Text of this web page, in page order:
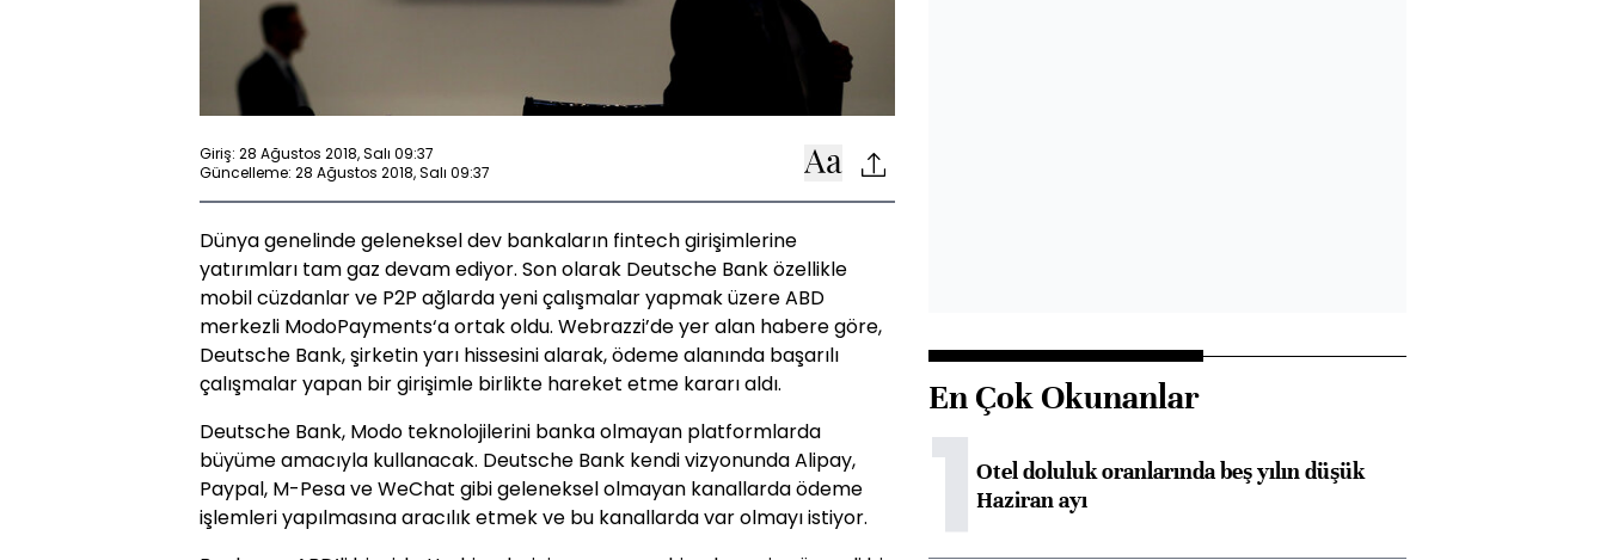
Giriş: 28 Ağustos 2018, Salı 09:37
Güncelleme: 28 Ağustos 2018, Salı 09:37
Dünya genelinde geleneksel dev bankaların fintech girişimlerine
yatırımları tam gaz devam ediyor. Son olarak Deutsche Bank özellikle
mobil cüzdanlar ve P2P ağlarda yeni çalışmalar yapmak üzere ABD
merkezli ModoPayments‘a ortak oldu. Webrazzi’de yer alan habere göre,
Deutsche Bank, şirketin yarı hissesini alarak, ödeme alanında başarılı
çalışmalar yapan bir girişimle birlikte hareket etme kararı aldı.
Deutsche Bank, Modo teknolojilerini banka olmayan platformlarda
büyüme amacıyla kullanacak. Deutsche Bank kendi vizyonunda Alipay,
Paypal, M-Pesa ve WeChat gibi geleneksel olmayan kanallarda ödeme
işlemleri yapılmasına aracılık etmek ve bu kanallarda var olmayı istiyor.
En Çok Okunanlar
1Otel doluluk oranlarında beş yılın düşük
Haziran ayı